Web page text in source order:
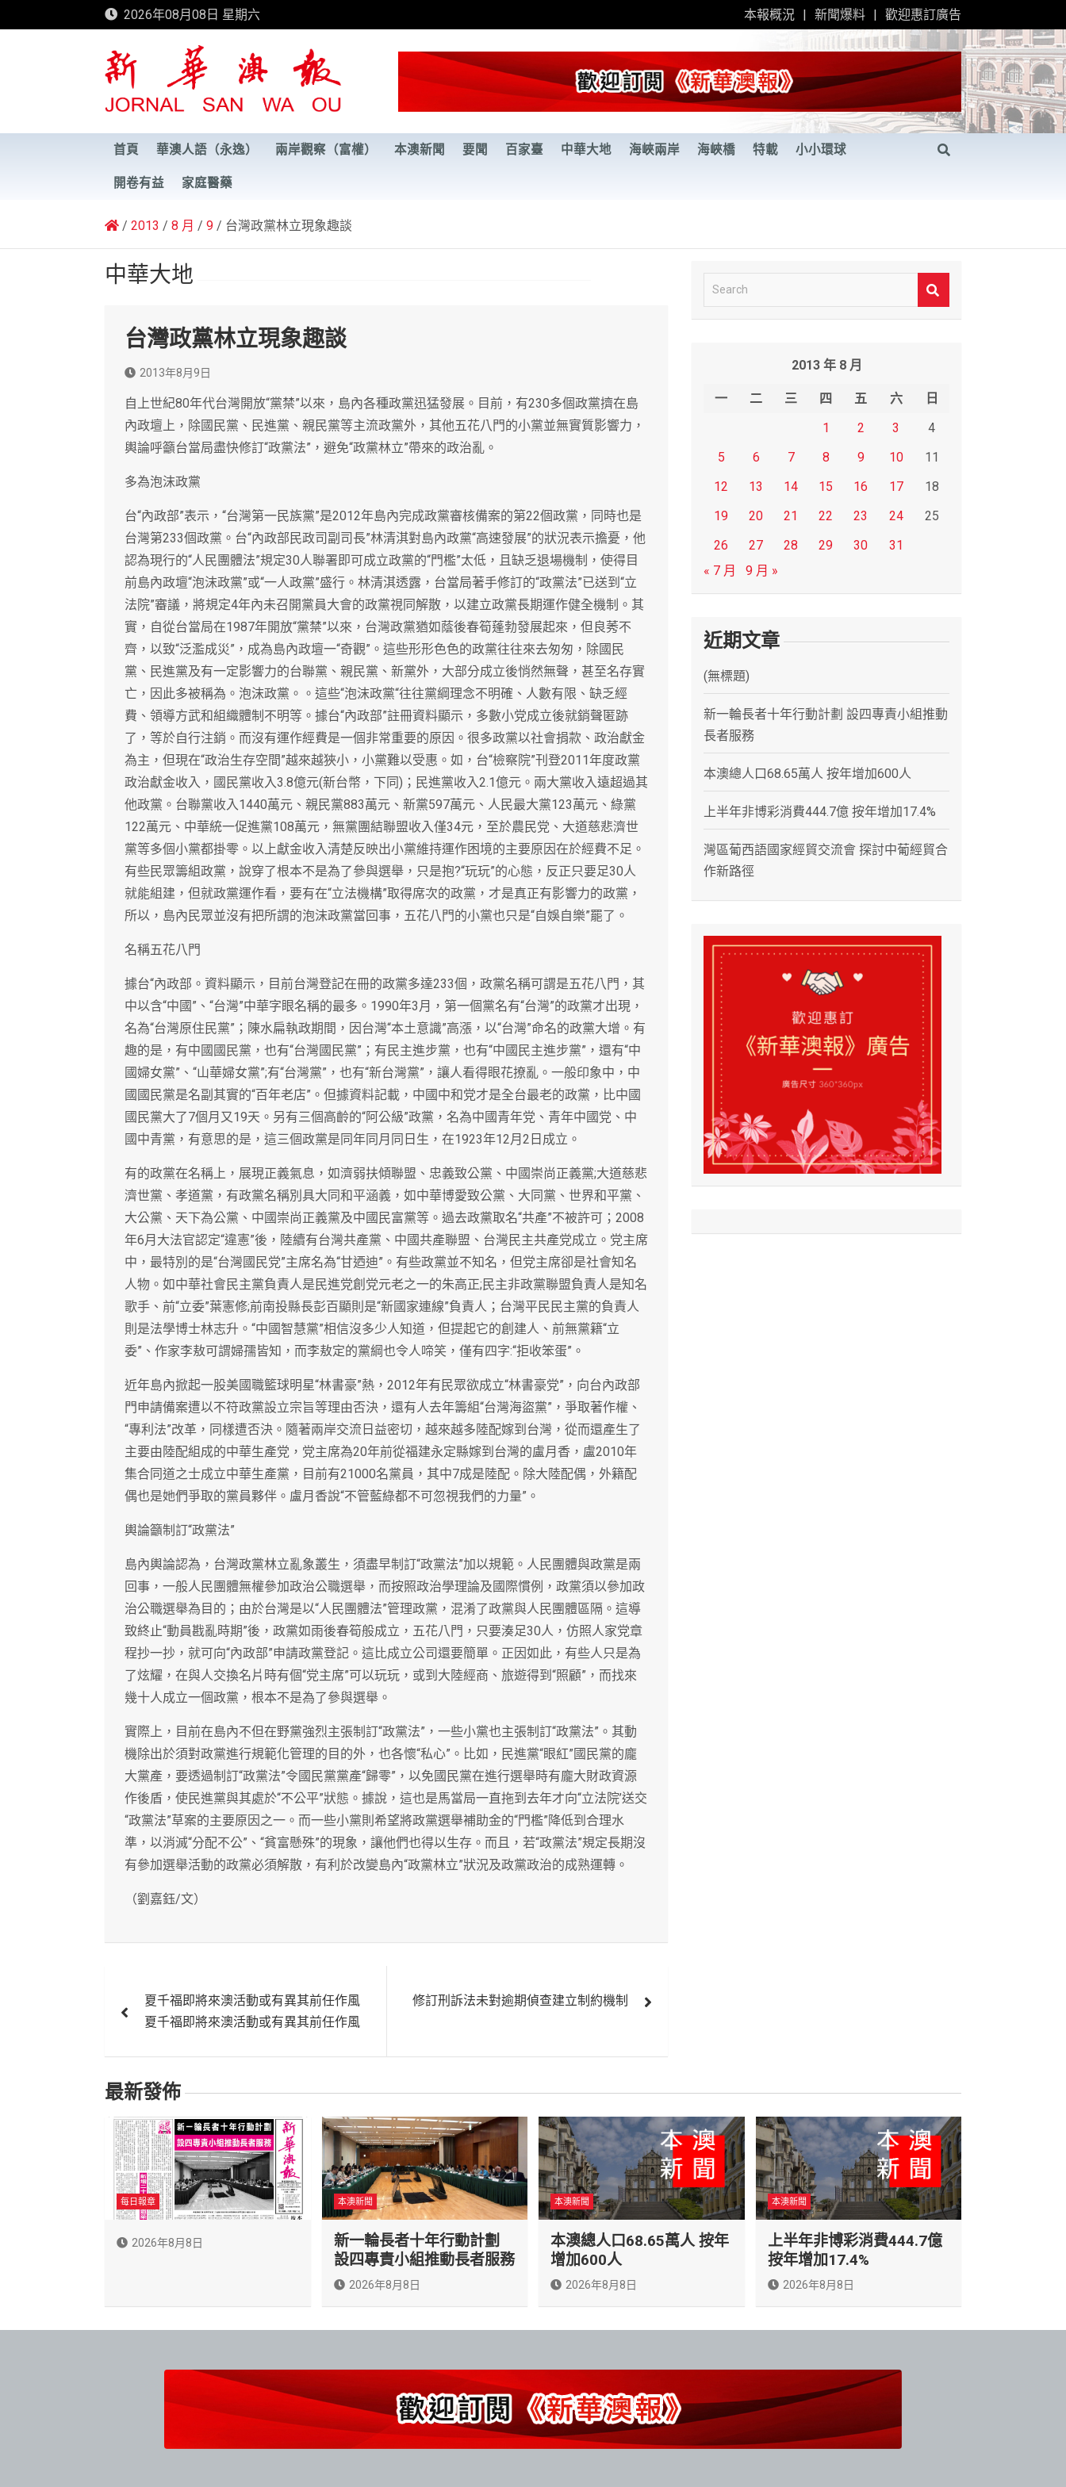
to
2026年08月08日 星期六 本報概況 新聞爆料 歡迎惠訂廣告
新華澳報
首頁 華澳人語（永逸） 兩岸觀察（富權） 本澳新聞 要聞 百家臺 中華大地 海峽兩岸 海峽橋 特載 小小環球
開卷有益 家庭醫藥
2013 8 月 9 台灣政黨林立現象趣談
中華大地
台灣政黨林立現象趣談
2013年8月9日
自上世紀80年代台灣開放“黨禁”以來，島內各種政黨迅猛發展。目前，有230多個政黨擠在島
內政壇上，除國民黨、民進黨、親民黨等主流政黨外，其他五花八門的小黨並無實質影響力，
輿論呼籲台當局盡快修訂“政黨法”，避免“政黨林立”帶來的政治亂。
多為泡沫政黨
台“內政部”表示，“台灣第一民族黨”是2012年島內完成政黨審核備案的第22個政黨，同時也是
台灣第233個政黨。台“內政部民政司副司長”林清淇對島內政黨“高速發展”的狀況表示擔憂，他
認為現行的“人民團體法”規定30人聯署即可成立政黨的“門檻”太低，且缺乏退場機制，使得目
前島內政壇“泡沫政黨”或“一人政黨”盛行。林清淇透露，台當局著手修訂的“政黨法”已送到“立
法院”審議，將規定4年內未召開黨員大會的政黨視同解散，以建立政黨長期運作健全機制。其
實，自從台當局在1987年開放“黨禁”以來，台灣政黨猶如蔭後春筍蓬勃發展起來，但良莠不
齊，以致“泛濫成災”，成為島內政壇一“奇觀”。這些形形色色的政黨往往來去匆匆，除國民
黨、民進黨及有一定影響力的台聯黨、親民黨、新黨外，大部分成立後悄然無聲，甚至名存實
亡，因此多被稱為。泡沫政黨。。這些“泡沫政黨“往往黨綱理念不明確、人數有限、缺乏經
費、領導方武和組織體制不明等。據台“內政部”註冊資料顯示，多數小党成立後就銷聲匿跡
了，等於自行注銷。而沒有運作經費是一個非常重要的原因。很多政黨以社會捐款、政治獻金
為主，但現在“政治生存空間”越來越狹小，小黨難以受惠。如，台“檢察院”刊登2011年度政黨
政治獻金收入，國民黨收入3.8億元(新台幣，下同)；民進黨收入2.1億元。兩大黨收入遠超過其
他政黨。台聯黨收入1440萬元、親民黨883萬元、新黨597萬元、人民最大黨123萬元、綠黨
122萬元、中華統一促進黨108萬元，無黨團結聯盟收入僅34元，至於農民党、大道慈悲濟世
黨等多個小黨都掛零。以上獻金收入清楚反映出小黨維持運作困境的主要原因在於經費不足。
有些民眾籌組政黨，說穿了根本不是為了參與選舉，只是抱?“玩玩”的心態，反正只要足30人
就能組建，但就政黨運作看，要有在“立法機構”取得席次的政黨，才是真正有影響力的政黨，
所以，島內民眾並沒有把所謂的泡沫政黨當回事，五花八門的小黨也只是“自娛自樂”罷了。
名稱五花八門
據台“內政部。資料顯示，目前台灣登記在冊的政黨多達233個，政黨名稱可謂是五花八門，其
中以含“中國”、“台灣”中華字眼名稱的最多。1990年3月，第一個黨名有“台灣”的政黨才出現，
名為“台灣原住民黨”；陳水扁執政期間，因台灣“本土意識”高漲，以“台灣”命名的政黨大增。有
趣的是，有中國國民黨，也有“台灣國民黨”；有民主進步黨，也有“中國民主進步黨”，還有“中
國婦女黨”、“山華婦女黨”;有“台灣黨”，也有“新台灣黨”，讓人看得眼花撩亂。一般印象中，中
國國民黨是名副其實的“百年老店”。但據資料記載，中國中和党才是全台最老的政黨，比中國
國民黨大了7個月又19天。另有三個高齡的“阿公級”政黨，名為中國青年党、青年中國党、中
國中青黨，有意思的是，這三個政黨是同年同月同日生，在1923年12月2日成立。
有的政黨在名稱上，展現正義氣息，如濟弱扶傾聯盟、忠義致公黨、中國崇尚正義黨;大道慈悲
濟世黨、孝道黨，有政黨名稱別具大同和平涵義，如中華博愛致公黨、大同黨、世界和平黨、
大公黨、天下為公黨、中國崇尚正義黨及中國民富黨等。過去政黨取名“共產”不被許可；2008
年6月大法官認定“違憲”後，陸續有台灣共產黨、中國共產聯盟、台灣民主共產党成立。党主席
中，最特別的是“台灣國民党”主席名為“甘迺迪”。有些政黨並不知名，但党主席卻是社會知名
人物。如中華社會民主黨負責人是民進党創党元老之一的朱高正;民主非政黨聯盟負責人是知名
歌手、前“立委”葉憲修;前南投縣長彭百顯則是“新國家連線”負責人；台灣平民民主黨的負責人
則是法學博士林志升。“中國智慧黨”相信沒多少人知道，但提起它的創建人、前無黨籍“立
委”、作家李敖可謂婦孺皆知，而李敖定的黨綱也令人啼笑，僅有四字:“拒收笨蛋”。
近年島內掀起一股美國職籃球明星“林書豪”熱，2012年有民眾欲成立“林書豪党”，向台內政部
門申請備案遭以不符政黨設立宗旨等理由否決，還有人去年籌組“台灣海盜黨”，爭取著作權、
“專利法”改革，同樣遭否決。隨著兩岸交流日益密切，越來越多陸配嫁到台灣，從而還產生了
主要由陸配組成的中華生產党，党主席為20年前從福建永定縣嫁到台灣的盧月香，盧2010年
集合同道之士成立中華生產黨，目前有21000名黨員，其中7成是陸配。除大陸配偶，外籍配
偶也是她們爭取的黨員夥伴。盧月香說“不管藍綠都不可忽視我們的力量”。
輿論籲制訂“政黨法”
島內輿論認為，台灣政黨林立亂象叢生，須盡早制訂“政黨法”加以規範。人民團體與政黨是兩
回事，一般人民團體無權參加政治公職選舉，而按照政治學理論及國際慣例，政黨須以參加政
治公職選舉為目的；由於台灣是以“人民團體法”管理政黨，混淆了政黨與人民團體區隔。這導
致終止“動員戡亂時期”後，政黨如雨後春筍般成立，五花八門，只要湊足30人，仿照人家党章
程抄一抄，就可向“內政部”申請政黨登記。這比成立公司還要簡單。正因如此，有些人只是為
了炫耀，在與人交換名片時有個“党主席”可以玩玩，或到大陸經商、旅遊得到“照顧”，而找來
幾十人成立一個政黨，根本不是為了參與選舉。
實際上，目前在島內不但在野黨強烈主張制訂“政黨法”，一些小黨也主張制訂“政黨法”。其動
機除出於須對政黨進行規範化管理的目的外，也各懷“私心”。比如，民進黨“眼紅”國民黨的龐
大黨產，要透過制訂“政黨法”令國民黨黨產“歸零”，以免國民黨在進行選舉時有龐大財政資源
作後盾，使民進黨與其處於“不公平”狀態。據說，這也是馬當局一直拖到去年才向“立法院’送交
“政黨法”草案的主要原因之一。而一些小黨則希望將政黨選舉補助金的“門檻”降低到合理水
準，以消滅“分配不公”、“貧富懸殊”的現象，讓他們也得以生存。而且，若“政黨法”規定長期沒
有參加選舉活動的政黨必須解散，有利於改變島內“政黨林立”狀況及政黨政治的成熟運轉。
（劉嘉鈺/文）
章
覽
夏千福即將來澳活動或有異其前任作風
夏千福即將來澳活動或有異其前任作風
修訂刑訴法未對逾期偵查建立制約機制
e
2013 年 8 月
一 二 三 四 五 六
日
1
2 3
4
5
6 7 8 9 10
11
12
13 14 15 16 17
18
19
20 21 22 23 24
25
26
27 28 29 30
31
« 7 月
9 月 »
近期文章
(無標題)
新一輪長者十年行動計劃 設四專責小組推動
長者服務
本澳總人口68.65萬人 按年增加600人
上半年非博彩消費444.7億 按年增加17.4%
灣區葡西語國家經貿交流會 探討中葡經貿合
作新路徑
最新發佈
每日報章
2026年8月8日
本澳新聞
新一輪長者十年行動計劃
設四專責小組推動長者服務
2026年8月8日
本澳新聞
本澳總人口68.65萬人 按年
增加600人
2026年8月8日
本澳新聞
上半年非博彩消費444.7億
按年增加17.4%
2026年8月8日